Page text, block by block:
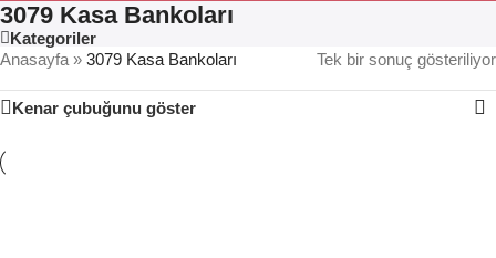
3079 Kasa Bankoları
Kategoriler
Anasayfa » 3079 Kasa Bankoları Tek bir sonuç gösteriliyor
Kenar çubuğunu göster